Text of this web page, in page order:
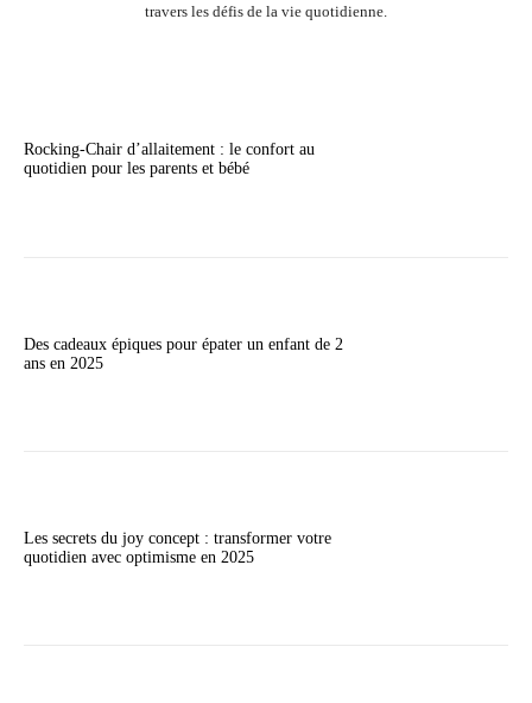
travers les défis de la vie quotidienne.
Rocking-Chair d’allaitement : le confort au
quotidien pour les parents et bébé
Des cadeaux épiques pour épater un enfant de 2
ans en 2025
Les secrets du joy concept : transformer votre
quotidien avec optimisme en 2025